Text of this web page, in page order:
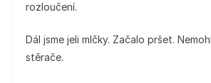
rozloučení.
Dál jsme jeli mlčky. Začalo pršet.
stěrače.